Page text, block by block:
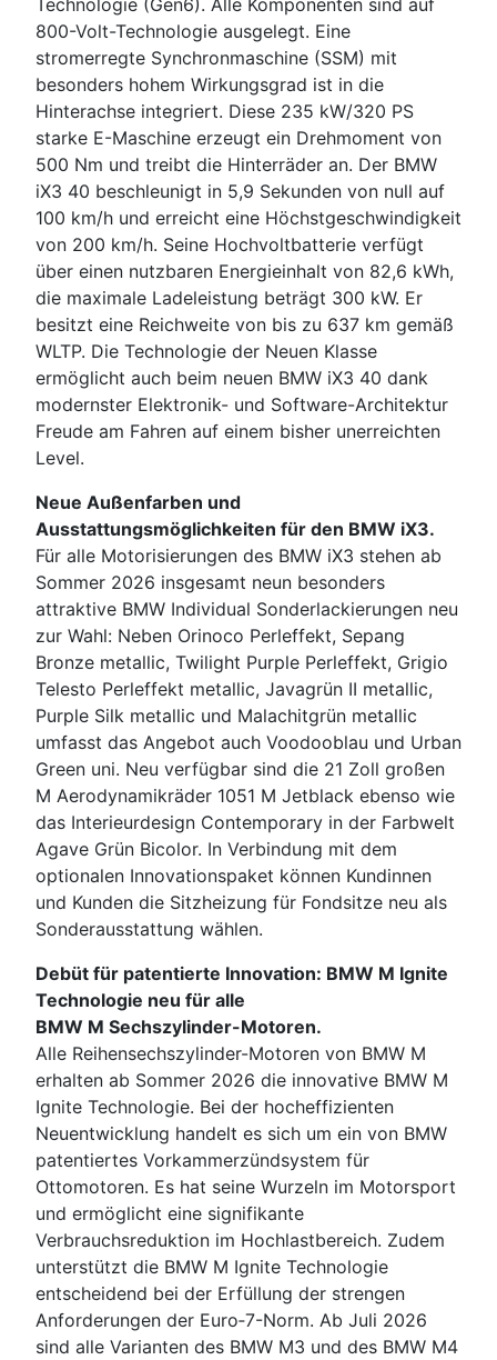
Technologie (Gen6). Alle Komponenten sind auf
800-Volt-Technologie ausgelegt. Eine
stromerregte Synchronmaschine (SSM) mit
besonders hohem Wirkungsgrad ist in die
Hinterachse integriert. Diese 235 kW/320 PS
starke E-Maschine erzeugt ein Drehmoment von
500 Nm und treibt die Hinterräder an. Der BMW
iX3 40 beschleunigt in 5,9 Sekunden von null auf
100 km/h und erreicht eine Höchstgeschwindigkeit
von 200 km/h. Seine Hochvoltbatterie verfügt
über einen nutzbaren Energieinhalt von 82,6 kWh,
die maximale Ladeleistung beträgt 300 kW. Er
besitzt eine Reichweite von bis zu 637 km gemäß
WLTP. Die Technologie der Neuen Klasse
ermöglicht auch beim neuen BMW iX3 40 dank
modernster Elektronik- und Software-Architektur
Freude am Fahren auf einem bisher unerreichten
Level.
Neue Außenfarben und
Ausstattungsmöglichkeiten für den BMW iX3.
Für alle Motorisierungen des BMW iX3 stehen ab
Sommer 2026 insgesamt neun besonders
attraktive BMW Individual Sonderlackierungen neu
zur Wahl: Neben Orinoco Perleffekt, Sepang
Bronze metallic, Twilight Purple Perleffekt, Grigio
Telesto Perleffekt metallic, Javagrün II metallic,
Purple Silk metallic und Malachitgrün metallic
umfasst das Angebot auch Voodooblau und Urban
Green uni. Neu verfügbar sind die 21 Zoll großen
M Aerodynamikräder 1051 M Jetblack ebenso wie
das Interieurdesign Contemporary in der Farbwelt
Agave Grün Bicolor. In Verbindung mit dem
optionalen Innovationspaket können Kundinnen
und Kunden die Sitzheizung für Fondsitze neu als
Sonderausstattung wählen.
Debüt für patentierte Innovation: BMW M Ignite
Technologie neu für alle
BMW M Sechszylinder-Motoren.
Alle Reihensechszylinder-Motoren von BMW M
erhalten ab Sommer 2026 die innovative BMW M
Ignite Technologie. Bei der hocheffizienten
Neuentwicklung handelt es sich um ein von BMW
patentiertes Vorkammerzündsystem für
Ottomotoren. Es hat seine Wurzeln im Motorsport
und ermöglicht eine signifikante
Verbrauchsreduktion im Hochlastbereich. Zudem
unterstützt die BMW M Ignite Technologie
entscheidend bei der Erfüllung der strengen
Anforderungen der Euro‑7-Norm. Ab Juli 2026
sind alle Varianten des BMW M3 und des BMW M4